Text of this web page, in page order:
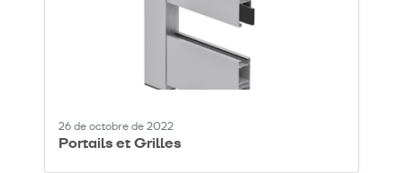
26 de octobre de 2022
Portails et Grilles